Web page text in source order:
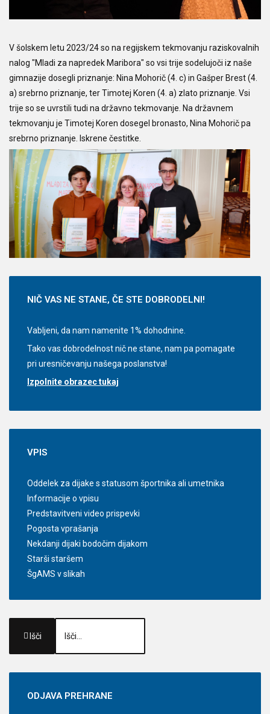
V šolskem letu 2023/24 so na regijskem tekmovanju raziskovalnih
nalog "Mladi za napredek Maribora" so vsi trije sodelujoči iz naše
gimnazije dosegli priznanje: Nina Mohorič (4. c) in Gašper Brest (4.
a) srebrno priznanje, ter Timotej Koren (4. a) zlato priznanje. Vsi
trije so se uvrstili tudi na državno tekmovanje. Na državnem
tekmovanju je Timotej Koren dosegel bronasto, Nina Mohorič pa
srebrno priznanje. Iskrene čestitke.
NIČ VAS NE STANE, ČE STE DOBRODELNI!
Vabljeni, da nam namenite 1% dohodnine.
Tako vas dobrodelnost nič ne stane, nam pa pomagate
pri uresničevanju našega poslanstva!
Izpolnite obrazec tukaj
VPIS
Oddelek za dijake s statusom športnika ali umetnika
Informacije o vpisu
Predstavitveni video prispevki
Pogosta vprašanja
Nekdanji dijaki bodočim dijakom
Starši staršem
ŠgAMS v slikah
Išči
ODJAVAPREHRANE